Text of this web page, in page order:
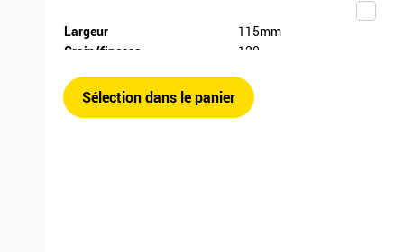
Largeur
115mm
Grain/finesse
120
F 03E 006 1GV /
3017.7881.0120
Sélection dans le panier